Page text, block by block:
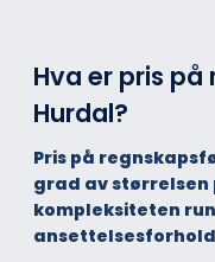
Hva er pris
Hurdal?
Pris på
grad av
kompleksiteten